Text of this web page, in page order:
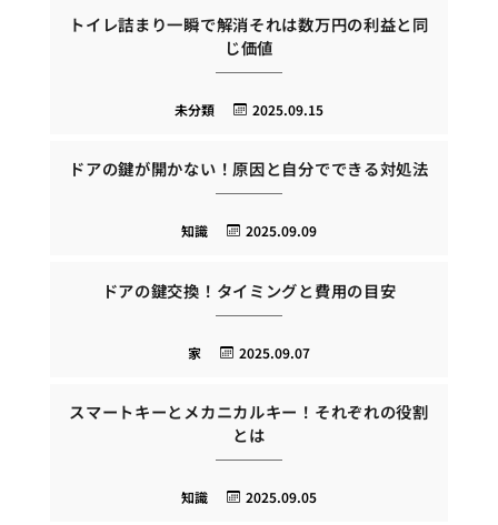
トイレ詰まり一瞬で解消それは数万円の利益と同
じ価値
2025.09.15
未分類
ドアの鍵が開かない！原因と自分でできる対処法
2025.09.09
知識
ドアの鍵交換！タイミングと費用の目安
2025.09.07
家
スマートキーとメカニカルキー！それぞれの役割
とは
2025.09.05
知識